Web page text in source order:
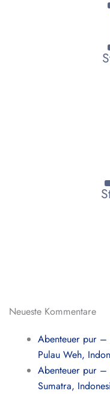
Neueste Kommentare
Abenteuer pur –
Pulau Weh,
Abenteuer pur –
Sumatra,